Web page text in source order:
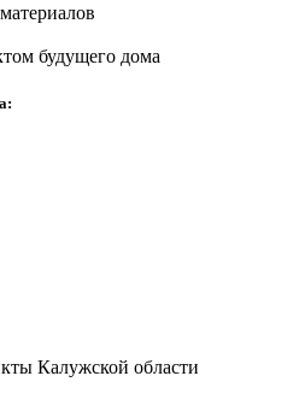
будущего дома
Калужской области